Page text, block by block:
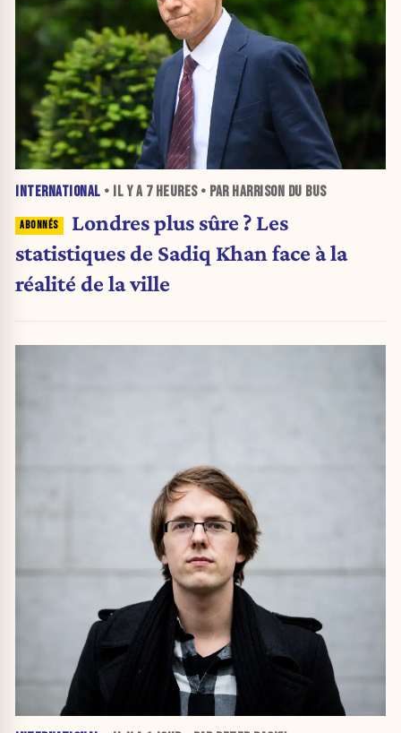
INTERNATIONAL • IL Y A 7 HEURES• PAR HARRISON DU BUS
Londres plus sûre ? Les
statistiques de Sadiq Khan face à la
réalité de la ville